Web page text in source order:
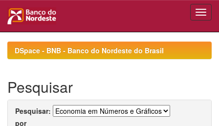
navigationDSpace - BNB - Banco do Nordeste do Brasil
Pesquisar
Pesquisar:
por